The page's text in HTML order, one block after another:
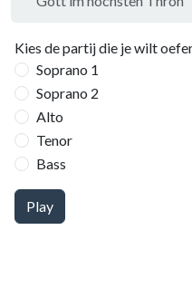
Kies de partij die je wilt
Soprano 1
Soprano 2
Alto
Tenor
Bass
Play